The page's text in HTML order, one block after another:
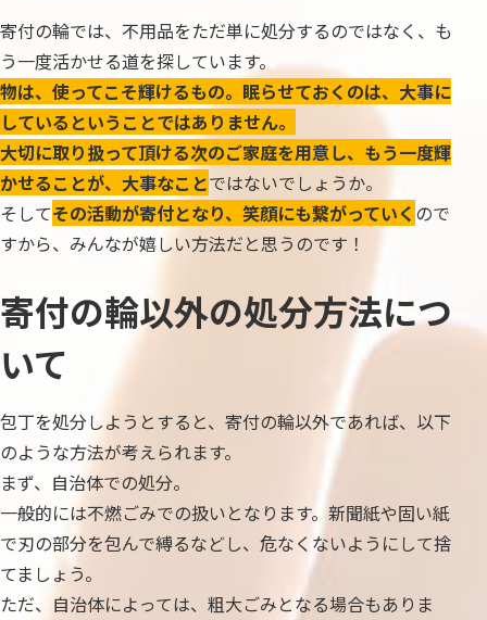
寄付の輪では、不用品をただ単に処分するのではなく、も
う一度活かせる道を探しています。
物は、使ってこそ輝けるもの。眠らせておくのは、大事に
しているということではありません。
大切に取り扱って頂ける次のご家庭を用意し、もう一度輝
かせることが、大事なことではないでしょうか。
そしてその活動が寄付となり、笑顔にも繋がっていく ので
すから、みんなが嬉しい方法だと思うのです！
寄付の輪以外の処分方法につ
いて
包丁を処分しようとすると、寄付の輪以外であれば、以下
のような方法が考えられます。
まず、自治体での処分。
一般的には不燃ごみでの扱いとなります。新聞紙や固い紙
で刃の部分を包んで縛るなどし、危なくないようにして捨
てましょう。
ただ、自治体によっては、粗大ごみとなる場合もありま